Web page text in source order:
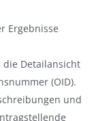
Ergebnisse
die Detailansicht
(OID).
und